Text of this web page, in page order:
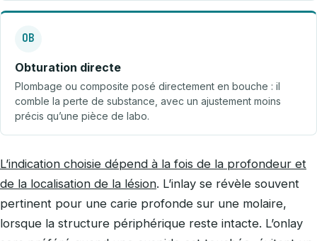
OB
Obturation directe
Plombage ou composite posé directement en bouche : il
comble la perte de substance, avec un ajustement moins
précis qu’une pièce de labo.
L’indication choisie dépend à la fois de la profondeur et
de la localisation de la lésion. L’inlay se révèle souvent
pertinent pour une carie profonde sur une molaire,
lorsque la structure périphérique reste intacte. L’onlay